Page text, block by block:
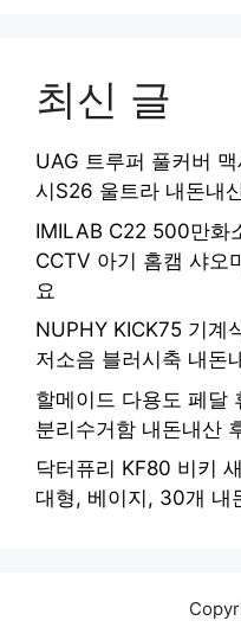
최신 글
UAG 트루퍼 풀커버
시S26 울트라 내돈내
IMILAB C22 500만화
CCTV 아기 홈캠 샤오
요
NUPHY KICK75 기계
저소음 블러시축 내돈
할메이드 다용도 페달
분리수거함 내돈내산
닥터퓨리 KF80 비키
대형, 베이지, 30개 내